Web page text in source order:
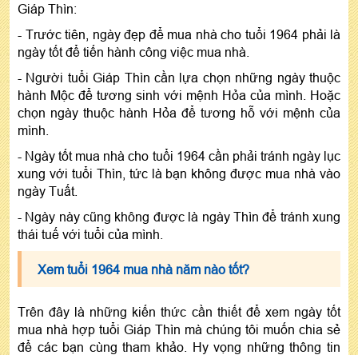
Giáp Thìn:
- Trước tiên, ngày đẹp để mua nhà cho tuổi 1964 phải là
ngày tốt để tiến hành công việc mua nhà.
- Người tuổi Giáp Thìn cần lựa chọn những ngày thuộc
hành Mộc để tương sinh với mệnh Hỏa của mình. Hoặc
chọn ngày thuộc hành Hỏa để tương hỗ với mệnh của
mình.
- Ngày tốt mua nhà cho tuổi 1964 cần phải tránh ngày lục
xung với tuổi Thìn, tức là bạn không được mua nhà vào
ngày Tuất.
- Ngày này cũng không được là ngày Thìn để tránh xung
thái tuế với tuổi của mình.
Xem tuổi 1964 mua nhà năm nào tốt?
Trên đây là những kiến thức cần thiết để xem ngày tốt
mua nhà hợp tuổi Giáp Thìn mà chúng tôi muốn chia sẻ
để các bạn cùng tham khảo. Hy vọng những thông tin